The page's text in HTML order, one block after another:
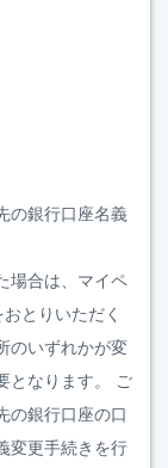
の銀行口座名義
場合は、マイペ
とりいただく
のいずれかが変
となります。 ご
の銀行口座の口
変更手続きを行